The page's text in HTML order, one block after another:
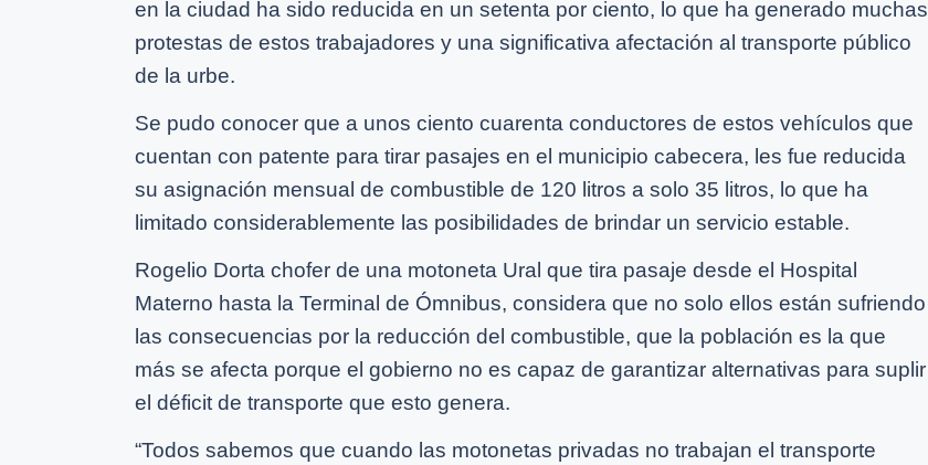
en la ciudad ha sido reducida en un setenta por ciento, lo que ha generado muchas
protestas de estos trabajadores y una significativa afectación al transporte público
de la urbe.
Se pudo conocer que a unos ciento cuarenta conductores de estos vehículos que
cuentan con patente para tirar pasajes en el municipio cabecera, les fue reducida
su asignación mensual de combustible de 120 litros a solo 35 litros, lo que ha
limitado considerablemente las posibilidades de brindar un servicio estable.
Rogelio Dorta chofer de una motoneta Ural que tira pasaje desde el Hospital
Materno hasta la Terminal de Ómnibus, considera que no solo ellos están sufriendo
las consecuencias por la reducción del combustible, que la población es la que
más se afecta porque el gobierno no es capaz de garantizar alternativas para suplir
el déficit de transporte que esto genera.
“Todos sabemos que cuando las motonetas privadas no trabajan el transporte